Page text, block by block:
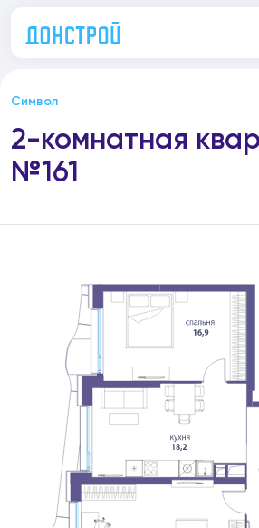
Символ
2-комнатная
№161